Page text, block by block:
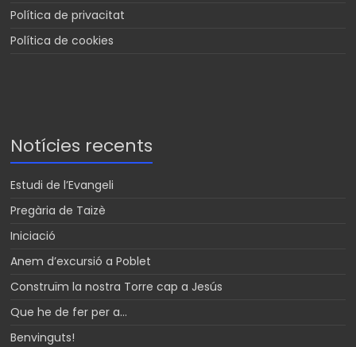
Política de privacitat
Política de cookies
Notícies recents
Estudi de l’Evangeli
Pregària de Taizè
Iniciació
Anem d’excursió a Poblet
Construïm la nostra Torre cap a Jesús
Que he de fer per a…
Benvinguts!